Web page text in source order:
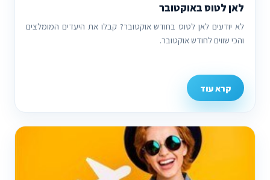
לאן לטוס באוקטובר
לא יודעים לאן לטוס בחודש אוקטובר? קבלו את היעדים המומלצים
והכי שווים לחודש אוקטובר.
קרא עוד